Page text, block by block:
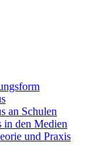
an Schulen
in den Medien
und Praxis